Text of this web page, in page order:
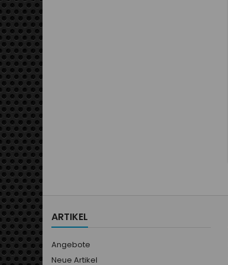
ARTIKEL
Angebote
Neue Artikel